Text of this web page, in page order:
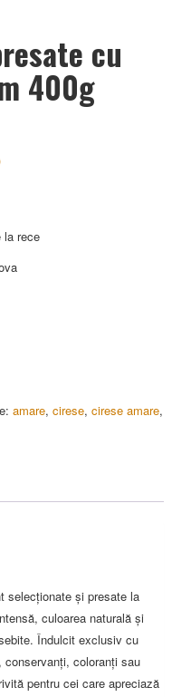
cu
400g
la rece
amare, cirese, cirese amare,
selecționate și presate la
culoarea naturală și
Îndulcit exclusiv cu
conservanți, coloranți sau
pentru cei care apreciază